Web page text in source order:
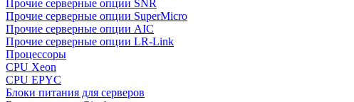
Прочие серверные опции SNR
Прочие серверные опции SuperMicro
Прочие серверные опции AIC
Прочие серверные опции LR-Link
Процессоры
CPU Xeon
CPU EPYC
Блоки питания для серверов